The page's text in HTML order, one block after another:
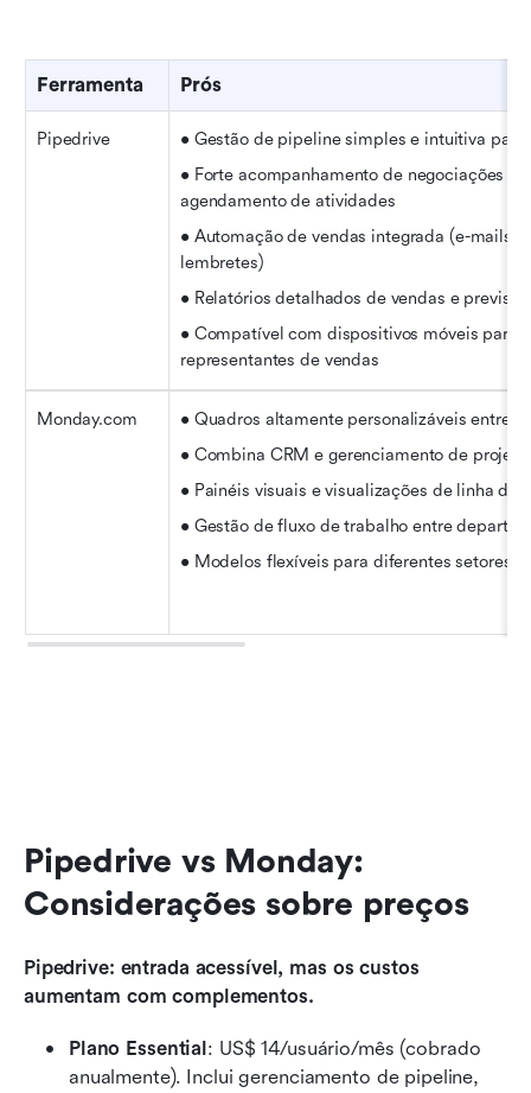
Ferramenta Prós
Pipedrive
• Gestão de pipeline simples e intuitiva para
• Forte acompanhamento de negociações e
agendamento de atividades
• Automação de vendas integrada (e-mails,
lembretes)
• Relatórios detalhados de vendas e
• Compatível com dispositivos móveis para
representantes de vendas
Monday.com
• Quadros altamente personalizáveis entre
• Combina CRM e gerenciamento de
• Painéis visuais e visualizações de linha do
• Gestão de fluxo de trabalho entre
• Modelos flexíveis para diferentes setores
Pipedrive vs Monday:
Considerações sobre preços
Pipedrive: entrada acessível, mas os custos
aumentam com complementos.
Plano Essential: US$ 14/usuário/mês (cobrado
anualmente). Inclui gerenciamento de pipeline,